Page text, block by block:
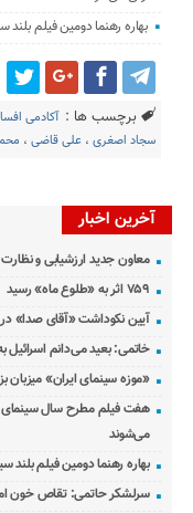
بهاره رهنما دومین فیلم بلند
برچسب ها : آکادمی
سجاد اصغری ،علی قاضی ،
آخرین اخبار
معاون جدید ارزشیابی و
۷۵۹ اثر به «طلوع ماه» رسید
آیین نکوداشت «آقای صدا» در
خاتمی: بعید می‌دانم اسرائیل
«موزه سینمای ایران»
هفت فیلم مطرح سال سینمای
می‌شوند
بهاره رهنما دومین فیلم بلند
سرلشکر حاتمی: تقاص خون